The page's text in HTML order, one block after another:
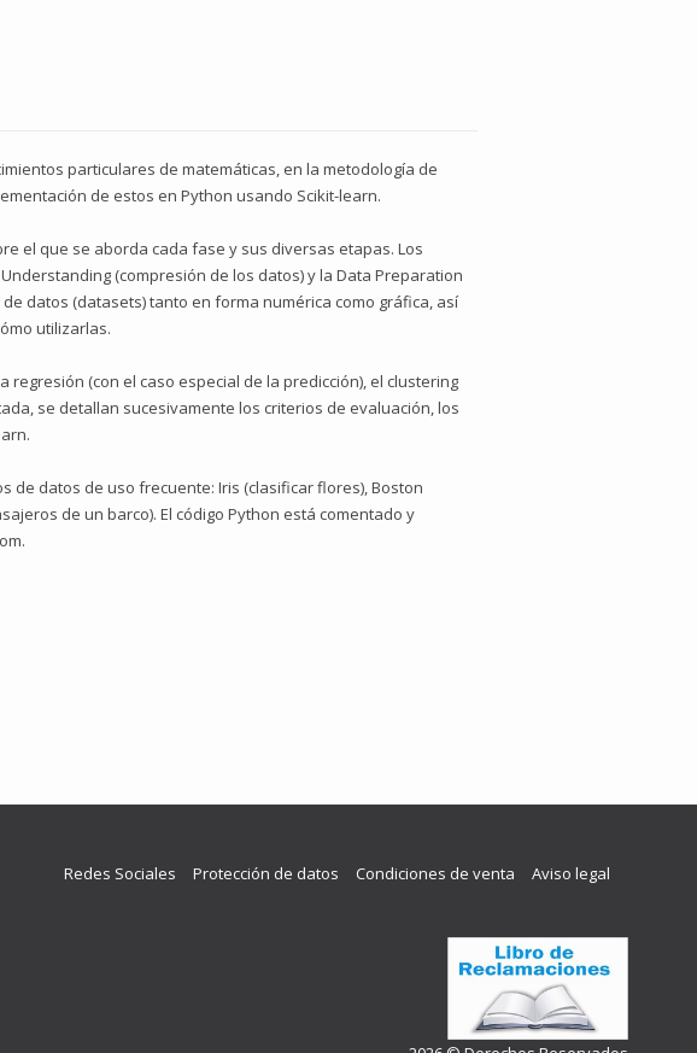
particulares de matemáticas, en la metodología de
de estos en Python usando Scikit-learn.
el que se aborda cada fase y sus diversas etapas. Los
(compresión de los datos) y la Data Preparation
datos (datasets) tanto en forma numérica como gráfica, así
utilizarlas.
(con el caso es­pecial de la predicción), el clustering
se detallan sucesivamente los criterios de evalua­ción, los
de datos de uso frecuente: Iris (clasificar flores), Boston
de un barco). El código Python está comentado y
Aviso legal
Condiciones de venta
Protección de datos
Redes Sociales